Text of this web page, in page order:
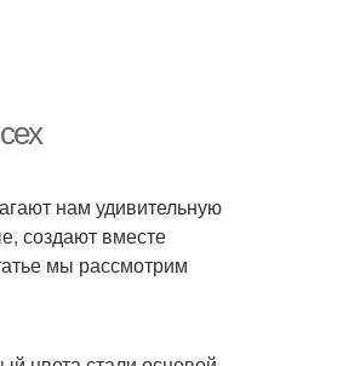
нам удивительную
создают вместе
мы рассмотрим